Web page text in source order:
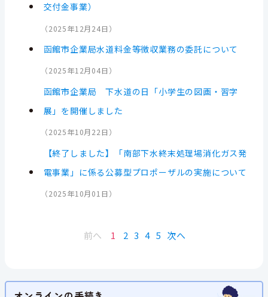
交付金事業）
（2025年12月24日 ）
函館市企業局水道料金等徴収業務の委託について
（2025年12月04日 ）
函館市企業局 下水道の日「小学生の図画・習字
展」を開催しました
（2025年10月22日 ）
【終了しました】「南部下水終末処理場消化ガス発
電事業」に係る公募型プロポーザルの実施について
（2025年10月01日 ）
前へ 1 2 3 4 5 次へ